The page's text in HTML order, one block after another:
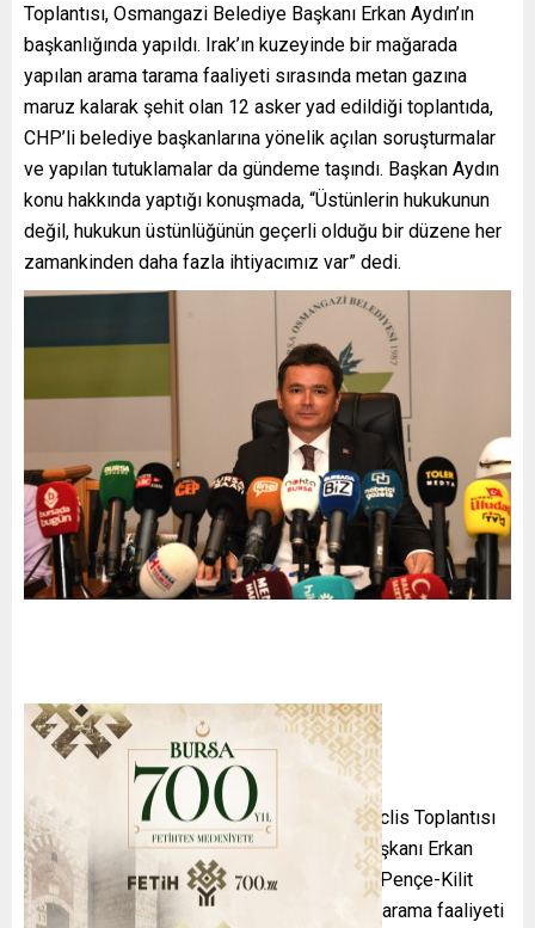
Toplantısı, Osmangazi Belediye Başkanı Erkan Aydın’ın
başkanlığında yapıldı. Irak’ın kuzeyinde bir mağarada
yapılan arama tarama faaliyeti sırasında metan gazına
maruz kalarak şehit olan 12 asker yad edildiği toplantıda,
CHP’li belediye başkanlarına yönelik açılan soruşturmalar
ve yapılan tutuklamalar da gündeme taşındı. Başkan Aydın
konu hakkında yaptığı konuşmada, “Üstünlerin hukukunun
değil, hukukun üstünlüğünün geçerli olduğu bir düzene her
zamankinden daha fazla ihtiyacımız var” dedi.
Osmangazi Belediyesi’nin Temmuz Ayı Meclis Toplantısı
yapıldı. Toplantıya, Osmangazi Belediye Başkanı Erkan
Aydın başkanlık yaptı. Meclis gündeminde; Pençe-Kilit
Harekat bölgesinde bir mağaradaki arama-tarama faaliyeti